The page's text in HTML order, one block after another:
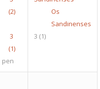
pen
Os
Sandinenses
3 (1)